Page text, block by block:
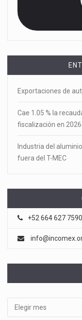
Exportaciones de
Cae 1.05 % la
fiscalización en 2026
Industria del
fuera del T-MEC
+52 664 627 7590